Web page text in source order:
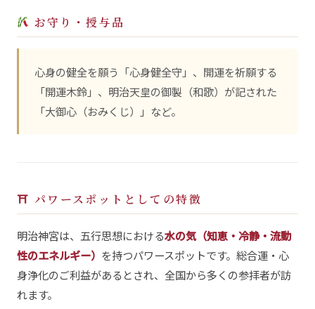
お守り・授与品
心身の健全を願う「心身健全守」、開運を祈願する
「開運木鈴」、明治天皇の御製（和歌）が記された
「大御心（おみくじ）」など。
⛩ パワースポットとしての特徴
明治神宮は、五行思想における水の気（知恵・冷静・流動
性のエネルギー） を持つパワースポットです。総合運・心
身浄化のご利益があるとされ、全国から多くの参拝者が訪
れます。